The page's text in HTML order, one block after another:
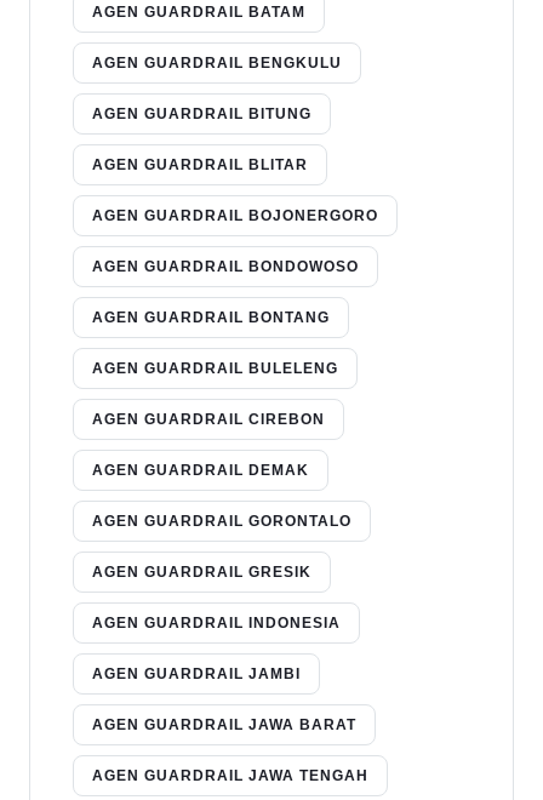
AGEN GUARDRAIL BATAM
AGEN GUARDRAIL BENGKULU
AGEN GUARDRAIL BITUNG
AGEN GUARDRAIL BLITAR
AGEN GUARDRAIL BOJONERGORO
AGEN GUARDRAIL BONDOWOSO
AGEN GUARDRAIL BONTANG
AGEN GUARDRAIL BULELENG
AGEN GUARDRAIL CIREBON
AGEN GUARDRAIL DEMAK
AGEN GUARDRAIL GORONTALO
AGEN GUARDRAIL GRESIK
AGEN GUARDRAIL INDONESIA
AGEN GUARDRAIL JAMBI
AGEN GUARDRAIL JAWA BARAT
AGEN GUARDRAIL JAWA TENGAH